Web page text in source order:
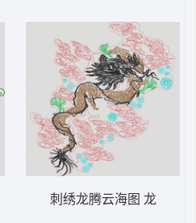
花 刺绣龙腾云海图 龙